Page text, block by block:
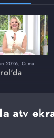
2026, Cuma
atv